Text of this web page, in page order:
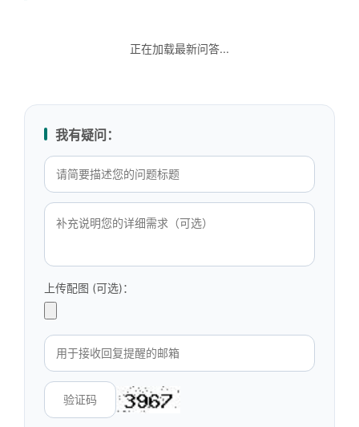
正在加载最新问答...
我有疑问：
上传配图 (可选)：